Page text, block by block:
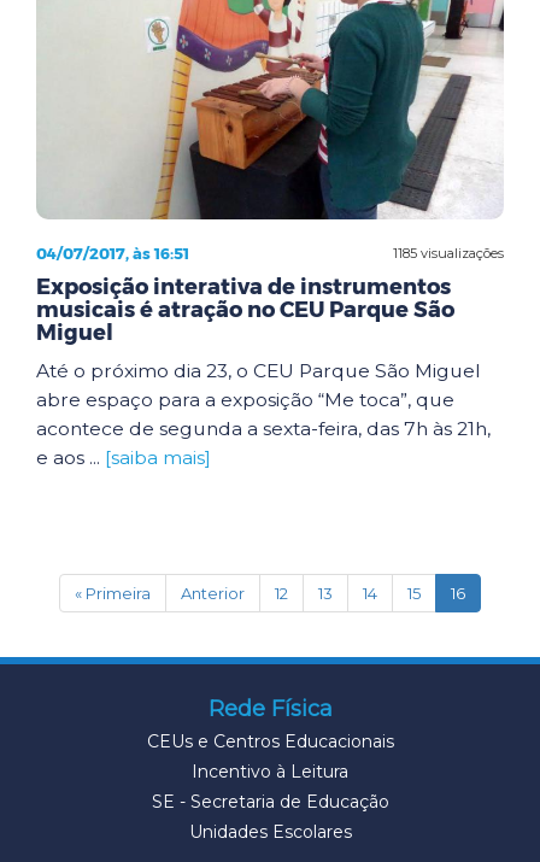
1185 visualizações
04/07/2017, às 16:51
Exposição interativa de instrumentos
musicais é atração no CEU Parque São
Miguel
Até o próximo dia 23, o CEU Parque São Miguel
abre espaço para a exposição “Me toca”, que
acontece de segunda a sexta-feira, das 7h às 21h,
e aos ... [saiba mais]
« Primeira Anterior 12 13 14 15 16(current)
Rede Física
CEUs e Centros Educacionais
Incentivo à Leitura
SE - Secretaria de Educação
Unidades Escolares